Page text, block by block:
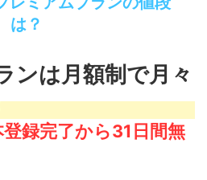
は？
ンは月額制で月々
登録完了から31日間無